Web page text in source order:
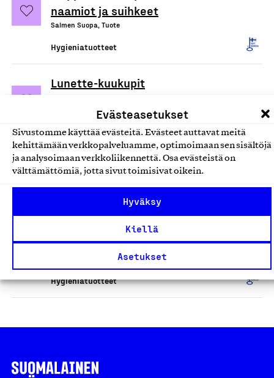
Evästeasetukset
Sivustomme käyttää evästeitä. Evästeet auttavat meitä
kehittämään verkkopalveluamme, optimoimaan sen sisältöjä
ja analysoimaan verkkoliikennettä. Osa evästeistä on
välttämättömiä, jotta sivut toimisivat oikein.
Hyväksy
Kiellä
Asetukset
naamiot ja suihkeet
Salmen Suopa, Tuote
Hygieniatuotteet
Lunette-kuukupit
Hygieniatuotteet
Septidin, antiseptinen
haavanpuhdistusliuos
Oy Septidin Ab, Tuote
Pienen Saippuapajan tuotteet
Pieni Saippuapaja, Tuote
Hygieniatuotteet